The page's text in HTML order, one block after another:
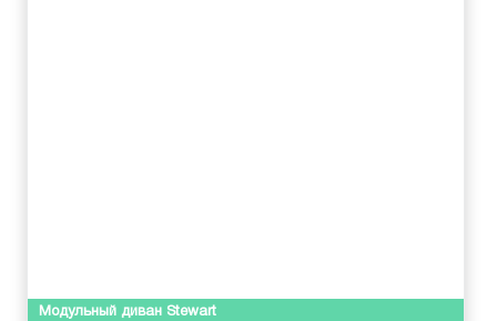
Модульный диван Stewart